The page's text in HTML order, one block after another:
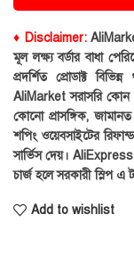
♦ Disclaimer:
মূল লক্ষ্য বর্ডার বাধা
প্রদর্শিত প্রোডাক্ট
AliMarket সরাসরি কোন
কোনো প্রাসঙ্গিক, জামানত
শপিং ওয়েবসাইটের
সার্ভিস দেয়।
চার্জ হলে সরকারী স্লিপ এ
Add to wishlist